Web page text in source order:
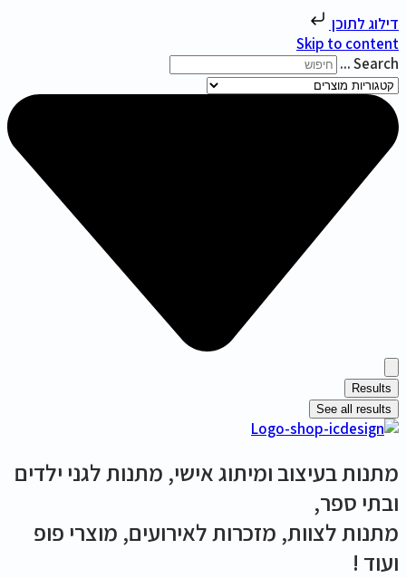
דילוג לתוכן
Skip to content
Search ...
Results
See all results
מתנות בעיצוב ומיתוג אישי, מתנות לגני ילדים
ובתי ספר,
מתנות לצוות, מזכרות לאירועים, מוצרי פופ
ועוד !